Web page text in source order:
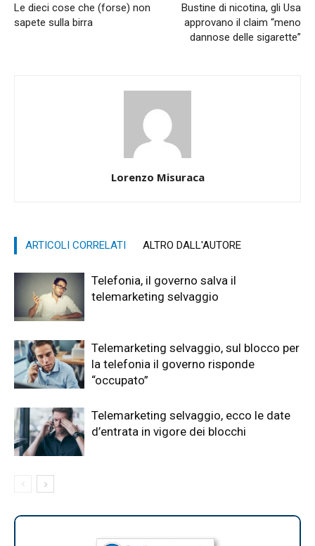
Le dieci cose che (forse) non
sapete sulla birra
Bustine di nicotina, gli Usa
approvano il claim “meno
dannose delle sigarette”
Lorenzo Misuraca
ARTICOLI CORRELATI ALTRO DALL'AUTORE
Telefonia, il governo salva il
telemarketing selvaggio
Telemarketing selvaggio, sul blocco per
la telefonia il governo risponde
“occupato”
Telemarketing selvaggio, ecco le date
d’entrata in vigore dei blocchi